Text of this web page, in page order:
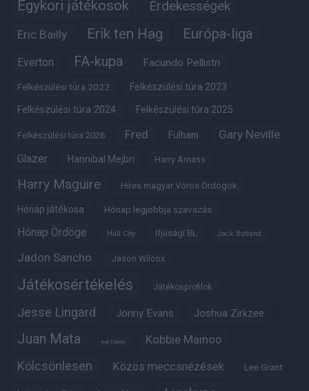
Egykori játékosok Érdekességek
Eric Bailly Erik ten Hag Európa-liga
Everton FA-kupa Facundo Pellistri
Felkészülési túra 2022 Felkészülési túra 2023
Felkészülési túra 2024 Felkészülési túra 2025
Felkészülési túra 2026 Fred Fulham Gary Neville
Glazer Hannibal Mejbri Harry Amass
Harry Maguire Híres magyar Vörös Ördögök
Hónap játékosa Hónap legjobbja szavazás
Hónap Ördöge Hull City Ifjúsági BL Jack Butland
Jadon Sancho Jason Wilcox
Játékosértékelés Játékosprofilok
Jesse Lingard Jonny Evans Joshua Zirkzee
Juan Mata Karl Darlow Kobbie Mainoo
Kölcsönlesen Közös meccsnézések Lee Grant